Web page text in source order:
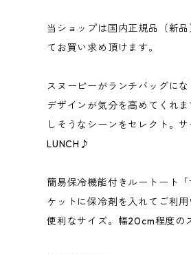
当ショップは国内正規品（新
てお買い求め頂けます。
スヌーピーがランチバッグに
デザインが気分を高めてくれ
しそうなシーンをセレクト。
LUNCH♪
簡易保冷機能付きルートート
ケットに保冷剤を入れてご利
便利なサイズ。幅20cm程度の